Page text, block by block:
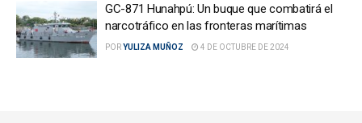
GC-871 Hunahpú: Un buque que combatirá el
narcotráfico en las fronteras marítimas
PORYULIZA MUÑOZ 4 DE OCTUBRE DE 2024